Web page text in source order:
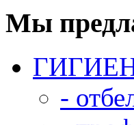
Мы
-